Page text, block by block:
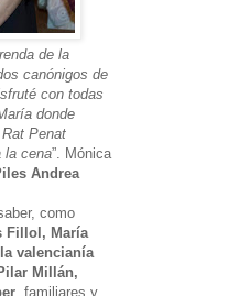
de la
canónigos de
con todas
donde
Penat
la cena”. Mónica
Andrea
como
Fillol, María
valencianía
Millán,
, familiares y